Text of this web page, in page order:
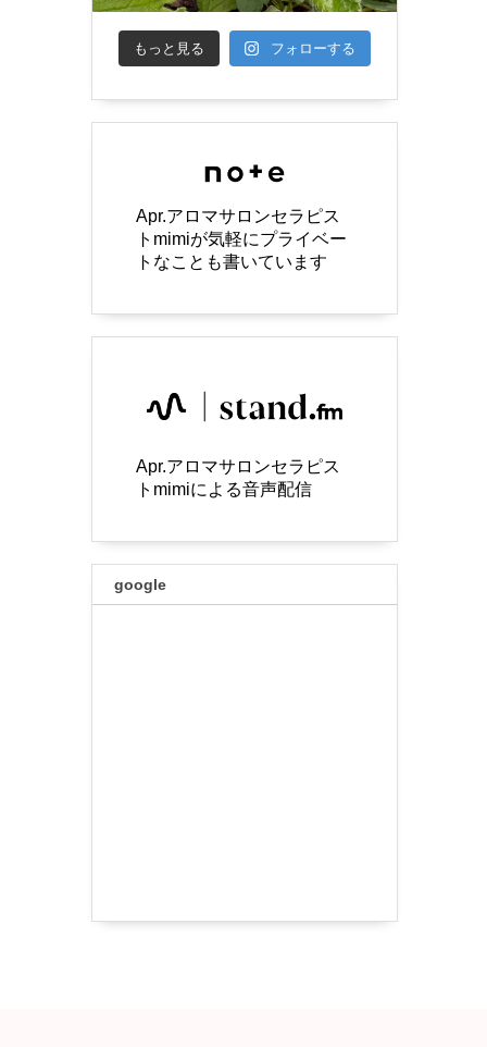
もっと見る フォローする
Apr.アロマサロンセラピス
トmimiが気軽にプライベー
トなことも書いています
Apr.アロマサロンセラピス
トmimiによる音声配信
google